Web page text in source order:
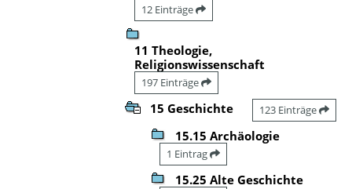
12 Einträge
11 Theologie,
Religionswissenschaft
197 Einträge
15 Geschichte 123 Einträge
15.15 Archäologie
1 Eintrag
15.25 Alte Geschichte